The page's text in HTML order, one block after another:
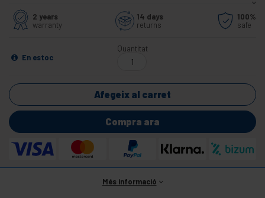
2 years
warranty
14 days
returns
100%
safe
En estoc
Quantitat
Afegeix al carret
Compra ara
Més informació